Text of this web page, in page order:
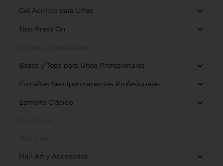
Gel Acrílico para Uñas
Tips Press On
Bases y Tops para Uñas Profesionales
Esmaltes Semipermanentes Profesionales
Esmalte Clásico
Nail Art y Accesorios